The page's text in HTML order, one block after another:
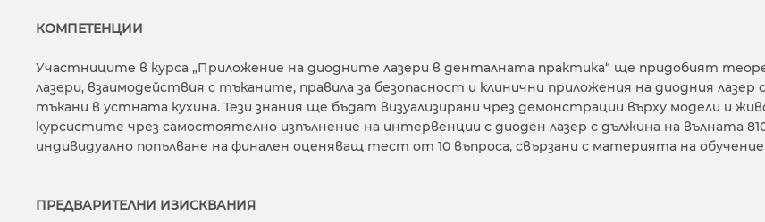
КОМПЕТЕНЦИИ
Участниците в курса „Приложение на диодните лазери в денталната практика“ ще придобият
лазери, взаимодействия с тъканите, правила за безопасност и клинични приложения на диодния
тъкани в устната кухина. Тези знания ще бъдат визуализирани чрез демонстрации върху модели и
курсистите чрез самостоятелно изпълнение на интервенции с диоден лазер с дължина на вълната
индивидуално попълване на финален оценяващ тест от 10 въпроса, свързани с материята на
ПРЕДВАРИТЕЛНИ ИЗИСКВАНИЯ